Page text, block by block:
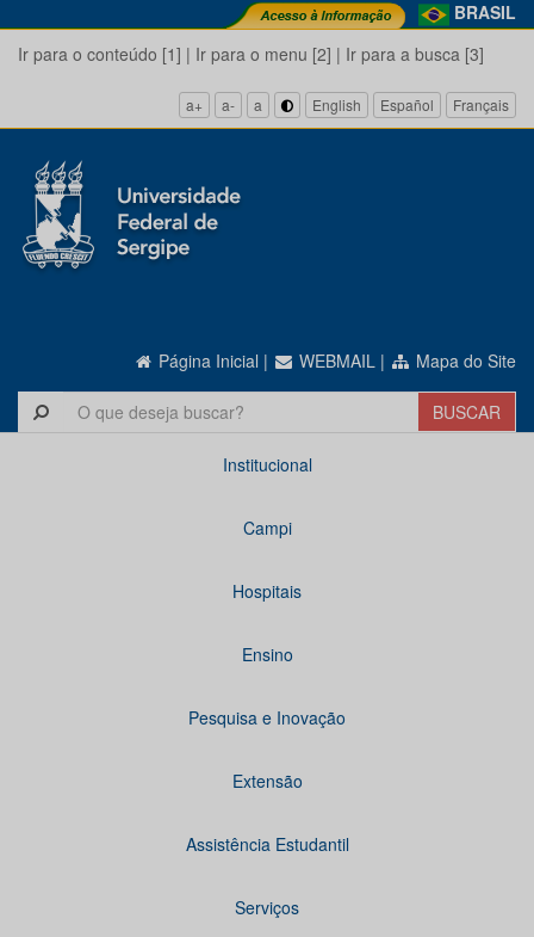
BRASIL
Ir para o conteúdo [1] | Ir para o menu [2] | Ir para a busca [3]
a+ a- a English Español Français
Página Inicial | WEBMAIL | Mapa do Site
Institucional
Campi
Hospitais
Ensino
Pesquisa e Inovação
Extensão
Assistência Estudantil
Serviços